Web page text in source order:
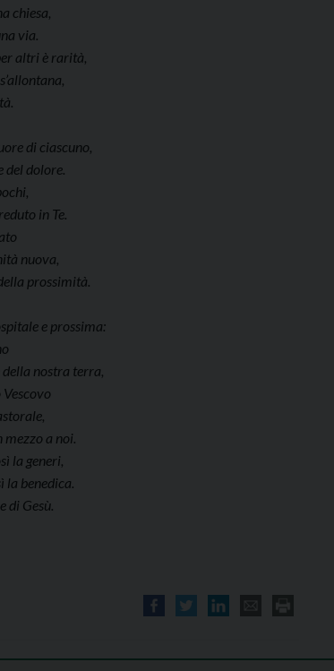
chiesa,
via.
altri è rarità,
di ciascuno,
del dolore.
in Te.
nuova,
prossimità.
e prossima:
nostra terra,
mezzo a noi.
la generi,
la benedica.
di Gesù.